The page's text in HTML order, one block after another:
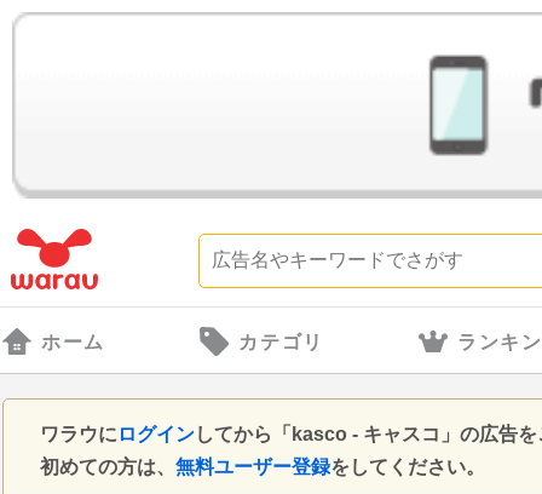
ホーム カテゴリ ランキ
ワラウに ログインしてから「kasco - キャスコ」の広告
初めての方は、 無料ユーザー登録をしてください。